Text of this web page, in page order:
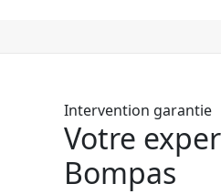
Intervention garantie
Votre
Bompas